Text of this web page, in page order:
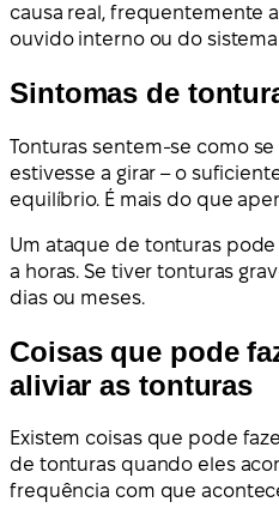
causa real, frequentemente
ouvido interno ou do
Sintomas de
Tonturas sentem-se como
estivesse a girar – o
equilíbrio. É mais do que
Um ataque de tonturas
a horas. Se tiver tonturas
dias ou meses.
Coisas que pode
aliviar as tonturas
Existem coisas que pode
de tonturas quando eles
frequência com que